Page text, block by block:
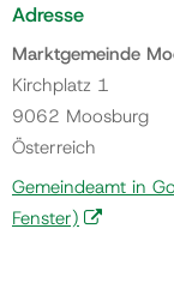
Adresse
Marktgemeinde
Kirchplatz 1
9062 Moosburg
Österreich
Gemeindeamt in
Fenster)